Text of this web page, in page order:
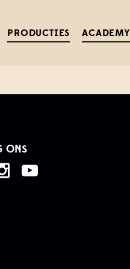
PRODUCTIES ACADEMY
PUBLIEK?
ONS